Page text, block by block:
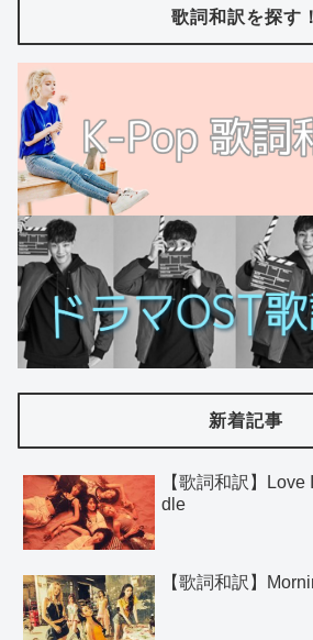
歌詞和訳を探す！
新着記事
【歌詞和訳】
dle
【歌詞和訳】